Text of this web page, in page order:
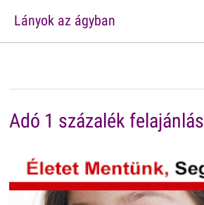
Lányok az ágyban
Adó 1 százalék felajánlás